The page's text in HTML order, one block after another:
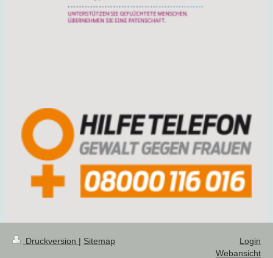
Druckversion | Sitemap
Login
Webansicht